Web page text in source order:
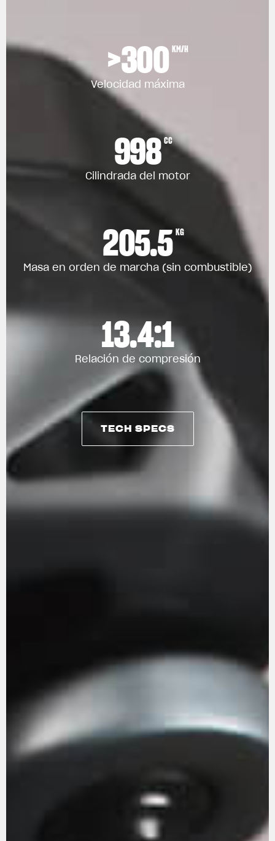
>300 KM/H
Velocidad máxima
998 CC
Cilindrada del motor
205.5 KG
Masa en orden de marcha (sin combustible)
13.4:1
Relación de compresión
TECH SPECS